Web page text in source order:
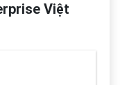
Việt